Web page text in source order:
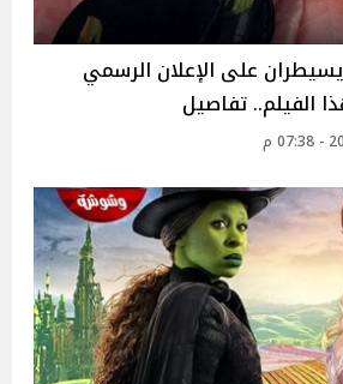
يسيطران على الإعلان الرسمي
الفيلم.. تفاصيل